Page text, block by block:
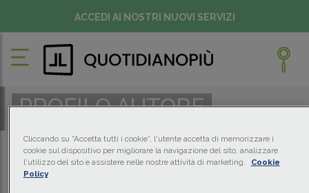
ACCEDI AI NOSTRI NUOVI SERVIZI
PROFILO AUTORE
Cliccando su “Accetta tutti i cookie”, l'utente accetta di memorizzare i
cookie sul dispositivo per migliorare la navigazione del sito, analizzare
l'utilizzo del sito e assistere nelle nostre attività di marketing.
Cookie
Policy